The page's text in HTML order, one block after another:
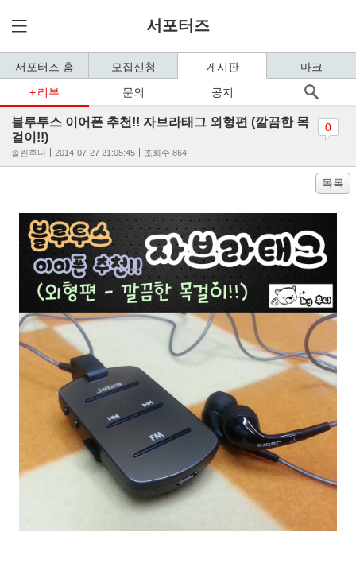
서포터즈
서포터즈 홈 모집신청 게시판
마크
리뷰
문의 공지
블루투스 이어폰 추천!! 자브라태그 외형편 (깔끔한 목
걸이!!)
졸린후니 2014-07-27 21:05:45 조회수 864
0
목록